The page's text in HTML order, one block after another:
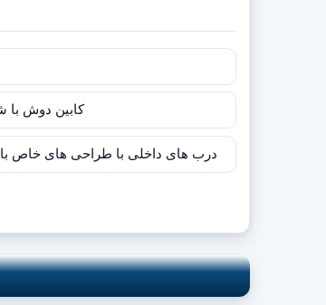
کابین دوش
درب های داخلی با طراحی های خاص